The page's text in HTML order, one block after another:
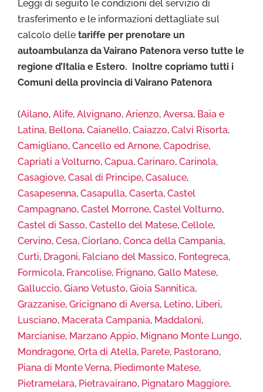
Leggi di seguito le condizioni del servizio di
trasferimento e le informazioni dettagliate sul
calcolo delle tariffe per prenotare un
autoambulanza da Vairano Patenora verso tutte le
regione d’Italia e Estero. Inoltre copriamo tutti i
Comuni della provincia di Vairano Patenora
(Ailano, Alife, Alvignano, Arienzo, Aversa, Baia e
Latina, Bellona, Caianello, Caiazzo, Calvi Risorta,
Camigliano, Cancello ed Arnone, Capodrise,
Capriati a Volturno, Capua, Carinaro, Carinola,
Casagiove, Casal di Principe, Casaluce,
Casapesenna, Casapulla, Caserta, Castel
Campagnano, Castel Morrone, Castel Volturno,
Castel di Sasso, Castello del Matese, Cellole,
Cervino, Cesa, Ciorlano, Conca della Campania,
Curti, Dragoni, Falciano del Massico, Fontegreca,
Formicola, Francolise, Frignano, Gallo Matese,
Galluccio, Giano Vetusto, Gioia Sannitica,
Grazzanise, Gricignano di Aversa, Letino, Liberi,
Lusciano, Macerata Campania, Maddaloni,
Marcianise, Marzano Appio, Mignano Monte Lungo,
Mondragone, Orta di Atella, Parete, Pastorano,
Piana di Monte Verna, Piedimonte Matese,
Pietramelara, Pietravairano, Pignataro Maggiore,